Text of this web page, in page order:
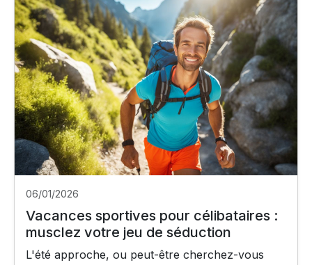
06/01/2026
Vacances sportives pour célibataires :
musclez votre jeu de séduction
L'été approche, ou peut-être cherchez-vous